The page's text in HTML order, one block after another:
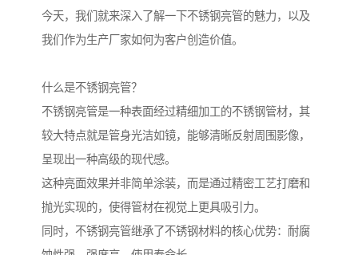
今天，我们就来深入了解一下不锈钢亮管的魅力，以及
我们作为生产厂家如何为客户创造价值。
什么是不锈钢亮管？
不锈钢亮管是一种表面经过精细加工的不锈钢管材，其
较大特点就是管身光洁如镜，能够清晰反射周围影像，
呈现出一种高级的现代感。
这种亮面效果并非简单涂装，而是通过精密工艺打磨和
抛光实现的，使得管材在视觉上更具吸引力。
同时，不锈钢亮管继承了不锈钢材料的核心优势：耐腐